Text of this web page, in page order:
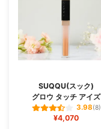
SUQQU(スック)
グロウ タッチ アイズ
3.98(8)
¥4,070